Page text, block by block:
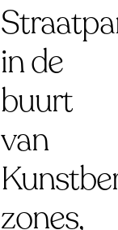
in de
buurt
van
zones,